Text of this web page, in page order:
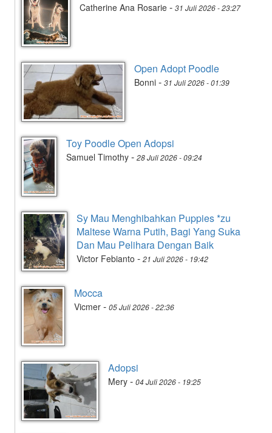
Catherine Ana Rosarie - 31 Juli 2026 - 23:27
Open Adopt Poodle
Bonni - 31 Juli 2026 - 01:39
Toy Poodle Open Adopsi
Samuel Timothy - 28 Juli 2026 - 09:24
Sy Mau Menghibahkan Puppies *zu
Maltese Warna Putih, Bagi Yang Suka
Dan Mau Pelihara Dengan Baik
Victor Febianto - 21 Juli 2026 - 19:42
Mocca
Vicmer - 05 Juli 2026 - 22:36
Adopsi
Mery - 04 Juli 2026 - 19:25